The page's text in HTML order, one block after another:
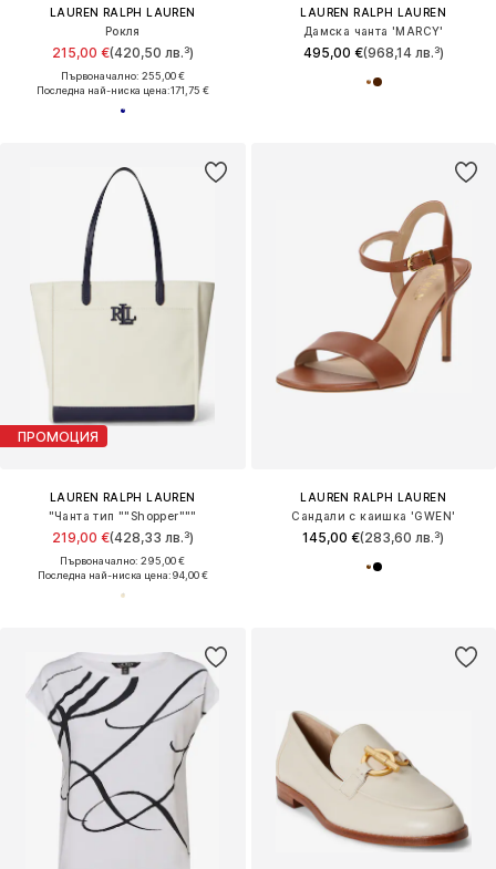
LAUREN RALPH LAUREN
Рокля
215,00 €(420,50 лв.³)
Първоначално: 255,00 €
Последна най-ниска цена:171,75 €
LAUREN RALPH LAUREN
Дамска чанта 'MARCY'
495,00 €(968,14 лв.³)
ПРОМОЦИЯ
LAUREN RALPH LAUREN
"Чанта тип ""Shopper"""
219,00 €(428,33 лв.³)
Първоначално: 295,00 €
Последна най-ниска цена:94,00 €
LAUREN RALPH LAUREN
Сандали с каишка 'GWEN'
145,00 €(283,60 лв.³)